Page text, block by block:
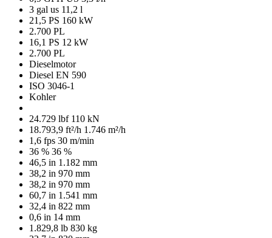
3 gal us 11,2 l
21,5 PS 160 kW
2.700 PL
16,1 PS 12 kW
2.700 PL
Dieselmotor
Diesel EN 590
ISO 3046-1
Kohler
24.729 lbf 110 kN
18.793,9 ft²/h 1.746 m²/h
1,6 fps 30 m/min
36 % 36 %
46,5 in 1.182 mm
38,2 in 970 mm
38,2 in 970 mm
60,7 in 1.541 mm
32,4 in 822 mm
0,6 in 14 mm
1.829,8 lb 830 kg